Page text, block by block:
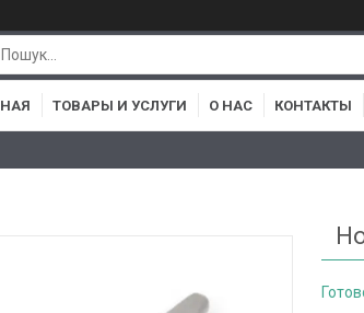
ТОВАРЫ И УСЛУГИ О НАС КОНТАКТЫ